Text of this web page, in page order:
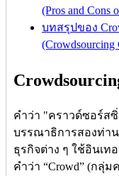
(Pros and Cons
บทสรุปของ
(Crowdsourcing
คำว่า "คราวด์ซอร์สซิ่
บรรณาธิการสองท่าน
ธุรกิจต่าง ๆ ใช้อินเ
คำว่า “Crowd” (กลุ่